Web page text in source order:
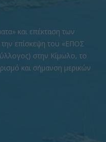
και επέκταση των
επίσκεψη του «ΕΠΟΣ
στην Κίμωλο, το
και σήμανση μερικών